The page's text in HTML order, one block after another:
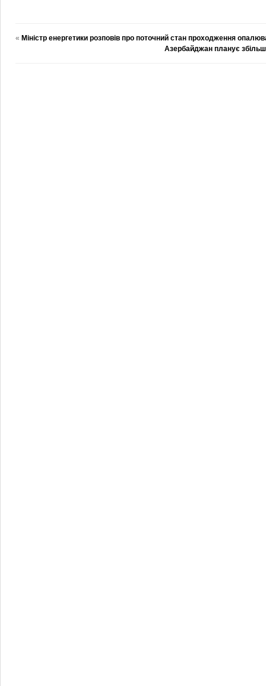
« Міністр енергетики розповів про поточний стан проходження
Азербайджан планує